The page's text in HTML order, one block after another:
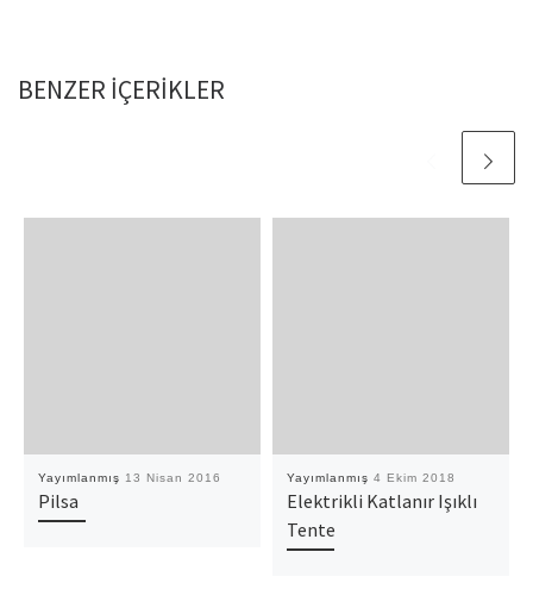
BENZER IÇERIKLER
Yayımlanmış 13 Nisan 2016
Pilsa
Yayımlanmış 4 Ekim 2018
Elektrikli Katlanır Işıklı
Tente